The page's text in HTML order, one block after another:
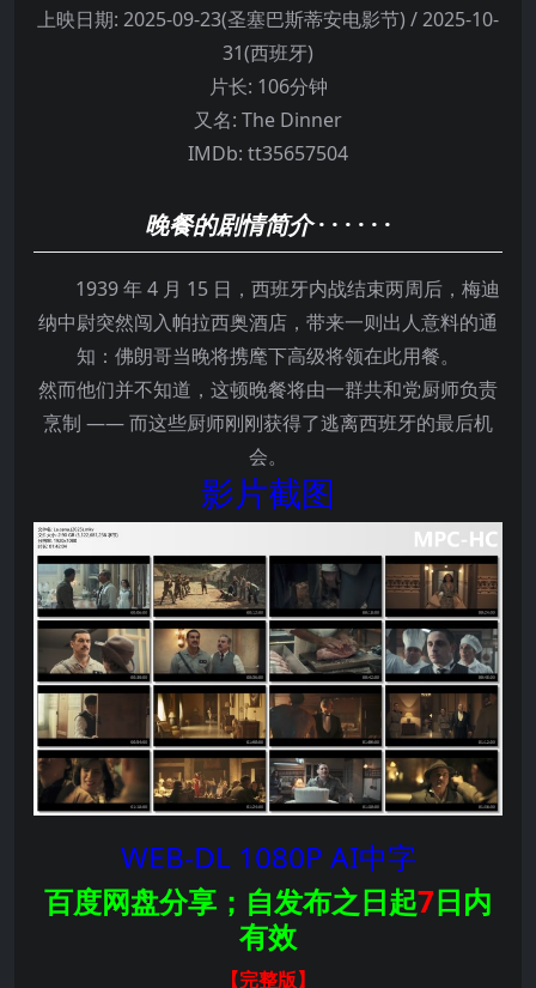
上映日期: 2025-09-23(圣塞巴斯蒂安电影节) / 2025-10-
31(西班牙)
片长: 106分钟
又名: The Dinner
IMDb: tt35657504
晚餐的剧情简介· · · · · ·
1939 年 4 月 15 日，西班牙内战结束两周后，梅迪
纳中尉突然闯入帕拉西奥酒店，带来一则出人意料的通
知：佛朗哥当晚将携麾下高级将领在此用餐。
然而他们并不知道，这顿晚餐将由一群共和党厨师负责
烹制 —— 而这些厨师刚刚获得了逃离西班牙的最后机
会。
影片截图
WEB-DL 1080P AI中字
百度网盘分享；自发布之日起7日内
有效
【完整版】